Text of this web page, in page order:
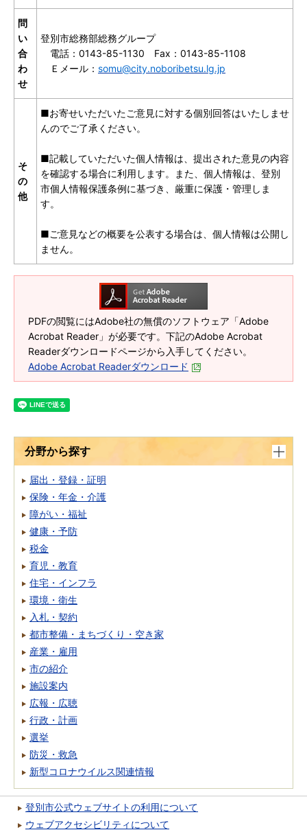
問
い
合
わ
せ
登別市総務部総務グループ
電話：0143-85-1130 Fax：0143-85-1108
Ｅメール： somu@city.noboribetsu.lg.jp
そ
の
他
■お寄せいただいたご意見に対する個別回答はいたしませ
んのでご了承ください。
■記載していただいた個人情報は、提出された意見の内容
を確認する場合に利用します。また、個人情報は、登別
市個人情報保護条例に基づき、厳重に保護・管理しま
す。
■ご意見などの概要を公表する場合は、個人情報は公開し
ません。
PDFの閲覧にはAdobe社の無償のソフトウェア「Adobe
Acrobat Reader」が必要です。下記のAdobe Acrobat
Readerダウンロードページから入手してください。
Adobe Acrobat Readerダウンロード
分野から探す
届出・登録・証明
保険・年金・介護
障がい・福祉
健康・予防
税金
育児・教育
住宅・インフラ
環境・衛生
入札・契約
都市整備・まちづくり・空き家
産業・雇用
市の紹介
施設案内
広報・広聴
行政・計画
選挙
防災・救急
新型コロナウイルス関連情報
登別市公式ウェブサイトの利用について
ウェブアクセシビリティについて